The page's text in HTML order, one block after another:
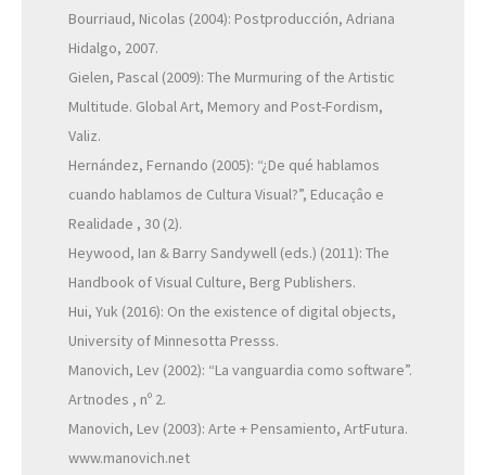
Bourriaud, Nicolas (2004): Postproducción, Adriana
Hidalgo, 2007.
Gielen, Pascal (2009): The Murmuring of the Artistic
Multitude. Global Art, Memory and Post-Fordism,
Valiz.
Hernández, Fernando (2005): “¿De qué hablamos
cuando hablamos de Cultura Visual?”, Educaçâo e
Realidade , 30 (2).
Heywood, Ian & Barry Sandywell (eds.) (2011): The
Handbook of Visual Culture, Berg Publishers.
Hui, Yuk (2016): On the existence of digital objects,
University of Minnesotta Presss.
Manovich, Lev (2002): “La vanguardia como software”.
Artnodes , nº 2.
Manovich, Lev (2003): Arte + Pensamiento, ArtFutura.
www.manovich.net